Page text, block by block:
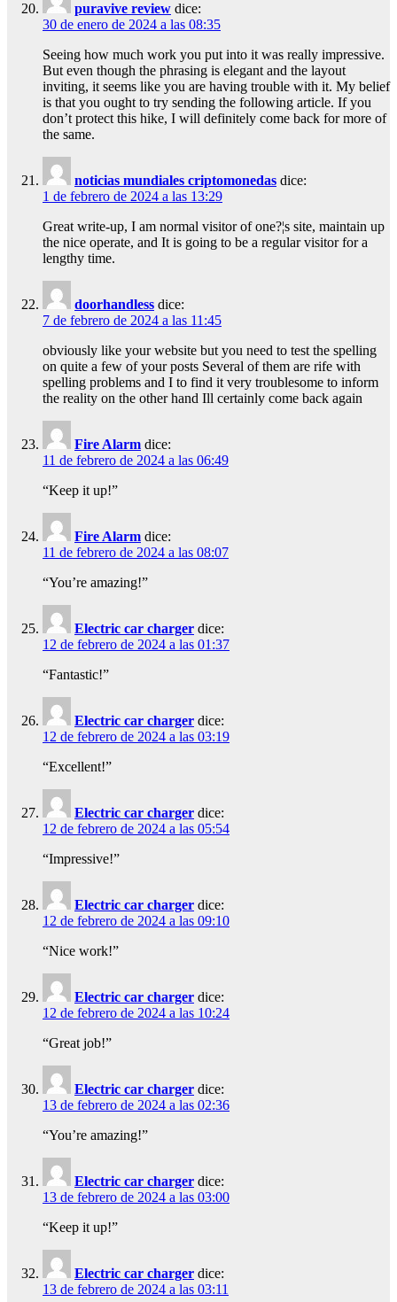
puravive review dice:
30 de enero de 2024 a las 08:35
Seeing how much work you put into it was really impressive.
But even though the phrasing is elegant and the layout
inviting, it seems like you are having trouble with it. My belief
is that you ought to try sending the following article. If you
don’t protect this hike, I will definitely come back for more of
the same.
noticias mundiales criptomonedas dice:
1 de febrero de 2024 a las 13:29
Great write-up, I am normal visitor of one?¦s site, maintain up
the nice operate, and It is going to be a regular visitor for a
lengthy time.
doorhandless dice:
7 de febrero de 2024 a las 11:45
obviously like your website but you need to test the spelling
on quite a few of your posts Several of them are rife with
spelling problems and I to find it very troublesome to inform
the reality on the other hand Ill certainly come back again
Fire Alarm dice:
11 de febrero de 2024 a las 06:49
“Keep it up!”
Fire Alarm dice:
11 de febrero de 2024 a las 08:07
“You’re amazing!”
Electric car charger dice:
12 de febrero de 2024 a las 01:37
“Fantastic!”
Electric car charger dice:
12 de febrero de 2024 a las 03:19
“Excellent!”
Electric car charger dice:
12 de febrero de 2024 a las 05:54
“Impressive!”
Electric car charger dice:
12 de febrero de 2024 a las 09:10
“Nice work!”
Electric car charger dice:
12 de febrero de 2024 a las 10:24
“Great job!”
Electric car charger dice:
13 de febrero de 2024 a las 02:36
“You’re amazing!”
Electric car charger dice:
13 de febrero de 2024 a las 03:00
“Keep it up!”
Electric car charger dice:
13 de febrero de 2024 a las 03:11